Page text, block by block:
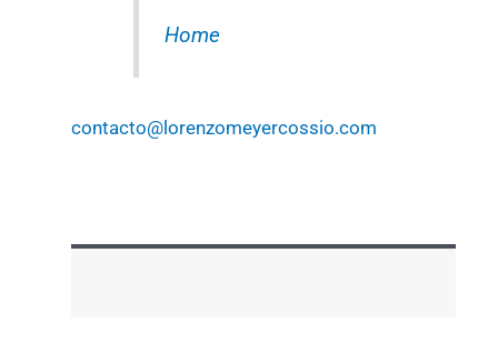
Home
contacto@lorenzomeyercossio.com